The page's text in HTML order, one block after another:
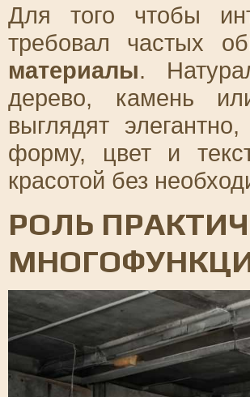
Для того чтобы
требовал частых
материалы.
дерево, камень
выглядят
форму, цвет и
красотой без
РОЛЬ